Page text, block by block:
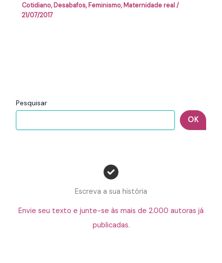
Pesquisar
OK
Escreva a sua história
Envie seu texto e junte-se às mais de 2.000 autoras já
publicadas.
Cotidiano,Desabafos,Feminismo,Maternidade real/
21/07/2017